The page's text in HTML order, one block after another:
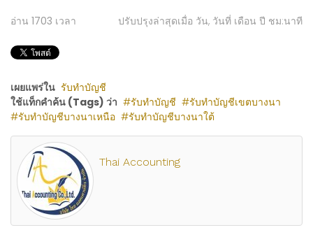
อ่าน 1703 เวลา ปรับปรุงล่าสุดเมื่อ วัน, วันที่ เดือน ปี ชม:นาที
เผยแพร่ใน รับทำบัญชี
ใช้แท็กคำค้น (Tags) ว่า
รับทำบัญชี
รับทำบัญชีเขตบางนา
รับทำบัญชีบางนาเหนือ
รับทำบัญชีบางนาใต้
Thai Accounting